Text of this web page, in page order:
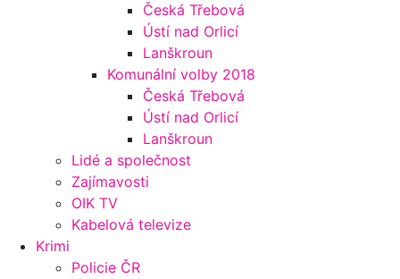
Česká Třebová
Ústí nad Orlicí
Lanškroun
Komunální volby 2018
Česká Třebová
Ústí nad Orlicí
Lanškroun
Lidé a společnost
Zajímavosti
OIK TV
Kabelová televize
Krimi
Policie ČR